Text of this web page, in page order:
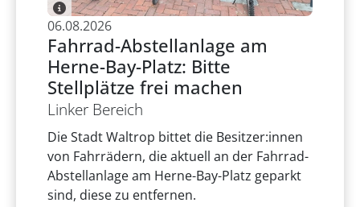
06.08.2026
Fahrrad-Abstellanlage am
Herne-Bay-Platz: Bitte
Stellplätze frei machen
Linker Bereich
Die Stadt Waltrop bittet die Besitzer:innen
von Fahrrädern, die aktuell an der Fahrrad-
Abstellanlage am Herne-Bay-Platz geparkt
sind, diese zu entfernen.